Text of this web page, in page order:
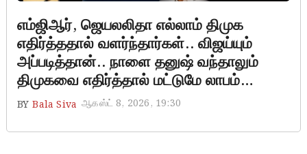
எம்ஜிஆர், ஜெயலலிதா எல்லாம் திமுக
எதிர்த்ததால் வளர்ந்தார்கள்.. விஜய்யும்
அப்படித்தான்.. நாளை தனுஷ் வந்தாலும்
திமுகவை எதிர்த்தால் மட்டுமே லாபம்…
BY Bala Siva ஆகஸ்ட் 8, 2026, 19:30